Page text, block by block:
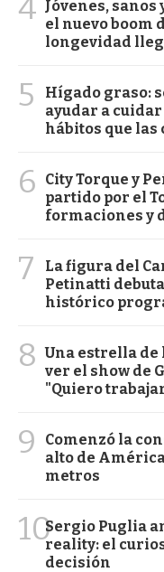
4 Jóvenes,
el nuevo boom
longevidad
5
Hígado graso:
ayudar a
hábitos que
6
City Torque y
partido por el
formaciones y
7
La figura del
Petinatti
histórico
8 Una estrella
ver el show de
"Quiero
9
Comenzó la
alto de
metros
10Sergio Puglia
reality: el
decisión